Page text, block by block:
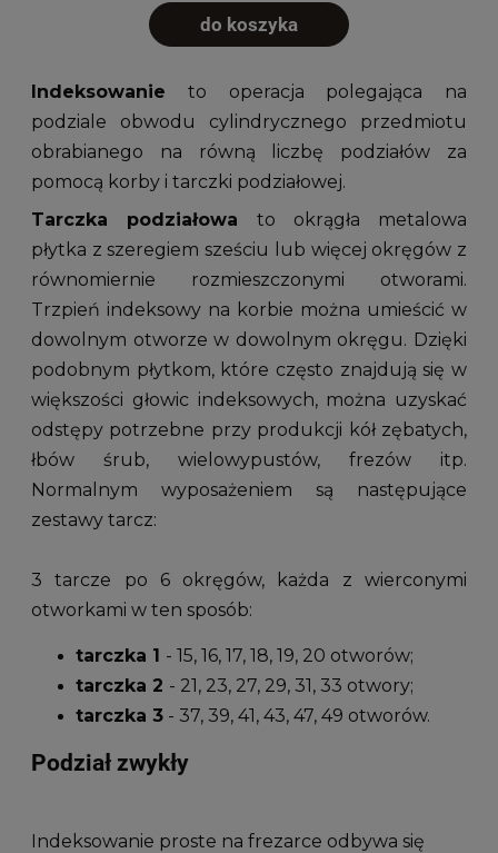
do koszyka
Indeksowanie to operacja polegająca na
podziale obwodu cylindrycznego przedmiotu
obrabianego na równą liczbę podziałów za
pomocą korby i tarczki podziałowej.
Tarczka podziałowa to okrągła metalowa
płytka z szeregiem sześciu lub więcej okręgów z
równomiernie rozmieszczonymi otworami.
Trzpień indeksowy na korbie można umieścić w
dowolnym otworze w dowolnym okręgu. Dzięki
podobnym płytkom, które często znajdują się w
większości głowic indeksowych, można uzyskać
odstępy potrzebne przy produkcji kół zębatych,
łbów śrub, wielowypustów, frezów itp.
Normalnym wyposażeniem są następujące
zestawy tarcz:
3 tarcze po 6 okręgów, każda z wierconymi
otworkami w ten sposób:
tarczka 1 - 15, 16, 17, 18, 19, 20 otworów;
tarczka 2 - 21, 23, 27, 29, 31, 33 otwory;
tarczka 3 - 37, 39, 41, 43, 47, 49 otworów.
Podział zwykły
Indeksowanie proste na frezarce odbywa się